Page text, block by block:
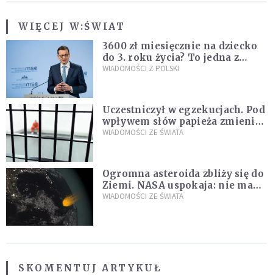
WIĘCEJ W:ŚWIAT
3600 zł miesięcznie na dziecko
do 3. roku życia? To jedna z
propozycji programu "Rozwój
WIADOMOŚCI Z POLSKI
Uczestniczył w egzekucjach. Pod
wpływem słów papieża zmienił
zdanie
WIADOMOŚCI ZE ŚWIATA
Ogromna asteroida zbliży się do
Ziemi. NASA uspokaja: nie ma
zagrożenia
WIADOMOŚCI ZE ŚWIATA
SKOMENTUJ ARTYKUŁ